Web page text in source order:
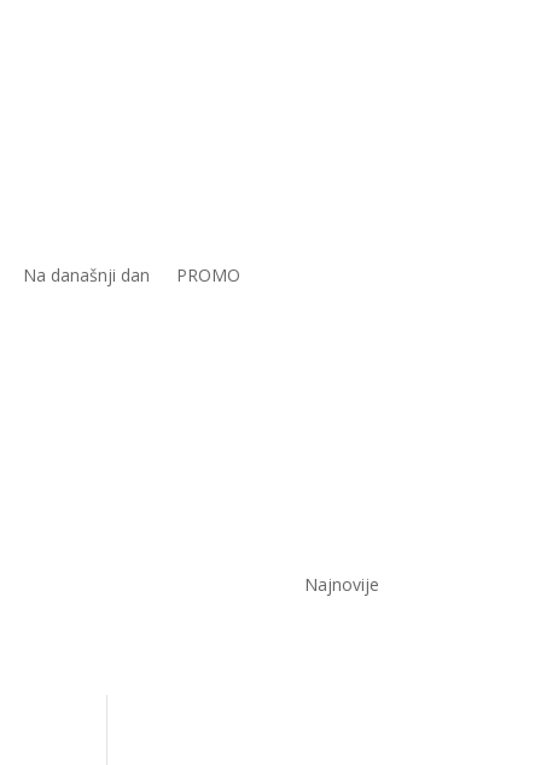
Na današnji dan PROMO
Najnovije